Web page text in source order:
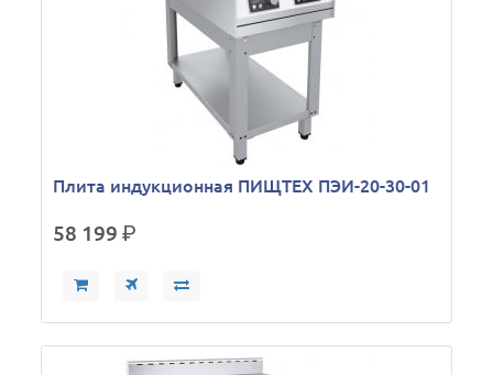
Плита индукционная ПИЩТЕХ ПЭИ-20-30-01
58 199р.